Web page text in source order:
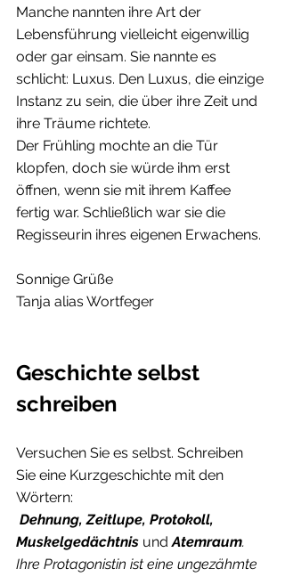
Manche nannten ihre Art der
Lebensführung vielleicht eigenwillig
oder gar einsam. Sie nannte es
schlicht: Luxus. Den Luxus, die einzige
Instanz zu sein, die über ihre Zeit und
ihre Träume richtete.
Der Frühling mochte an die Tür
klopfen, doch sie würde ihm erst
öffnen, wenn sie mit ihrem Kaffee
fertig war. Schließlich war sie die
Regisseurin ihres eigenen Erwachens.
Sonnige Grüße
Tanja alias Wortfeger
Geschichte selbst
schreiben
Versuchen Sie es selbst. Schreiben
Sie eine Kurzgeschichte mit den
Wörtern:
Dehnung, Zeitlupe, Protokoll,
Muskelgedächtnis und Atemraum.
Ihre Protagonistin ist eine ungezähmte